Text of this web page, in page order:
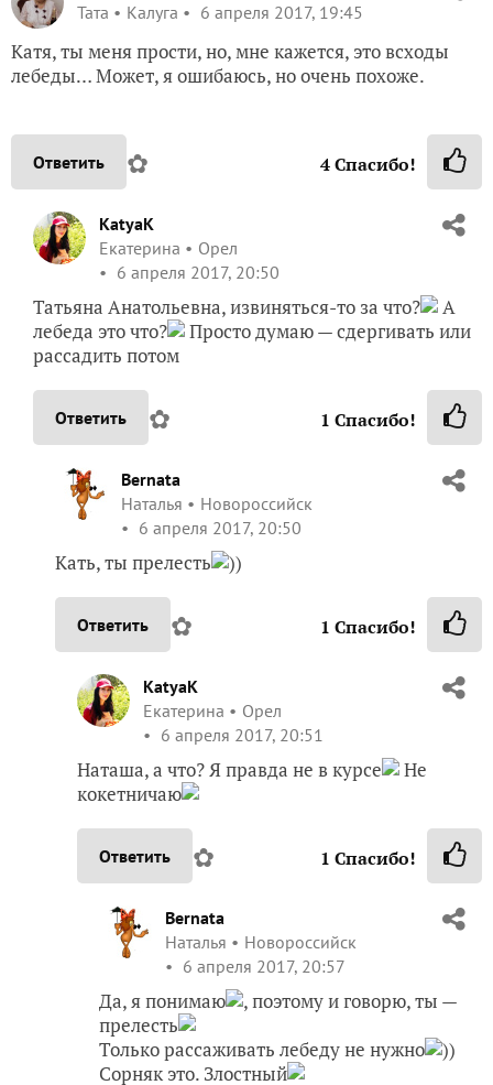
Taта
Калуга 6 апреля 2017, 19:45
Катя, ты меня прости, но, мне кажется, это всходы
лебеды… Может, я ошибаюсь, но очень похоже.
Ответить ✿ 4Спасибо!
KatyaK
Екатерина
Орел
6 апреля 2017, 20:50
Татьяна Анатольевна, извиняться-то за что?
А
лебеда это что?
Просто думаю — сдергивать или
рассадить потом
Ответить ✿ 1 Спасибо!
Bernata
Наталья
Новороссийск
6 апреля 2017, 20:50
Кать, ты прелесть ))
Ответить ✿ 1 Спасибо!
KatyaK
Екатерина
Орел
6 апреля 2017, 20:51
Наташа, а что? Я правда не в курсе
Не
кокетничаю
Ответить ✿ 1 Спасибо!
Bernata
Наталья
Новороссийск
6 апреля 2017, 20:57
Да, я понимаю
, поэтому и говорю, ты —
прелесть
Только рассаживать лебеду не нужно
))
Сорняк это. Злостный